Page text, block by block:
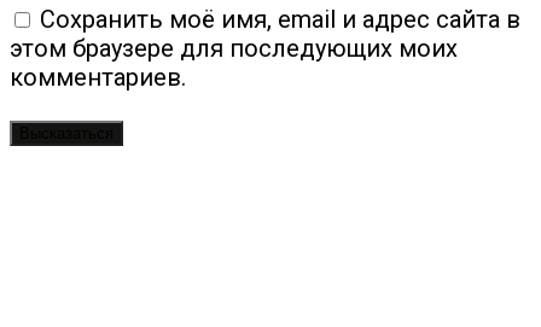
Сохранить моё имя, email и адрес сайта в
этом браузере для последующих моих
комментариев.